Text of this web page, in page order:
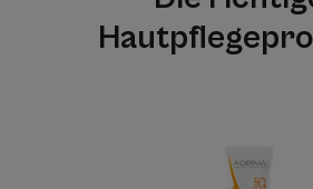
Fluid